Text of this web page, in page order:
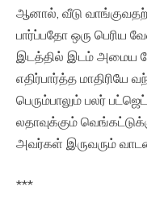
ஆனால், வீடு
பார்ப்பதோ ஒரு பெரிய
இடத்தில் இடம் அமைய
எதிர்பார்த்த மாதிரியே
பெரும்பாலும் பலர்
லதாவுக்கும்
அவர்கள் இருவரும்
***